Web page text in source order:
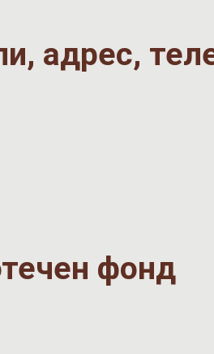
адрес,
фонд